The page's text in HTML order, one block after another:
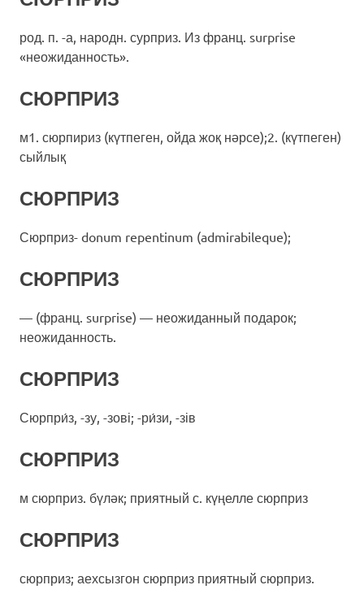
род. п. -а, народн. сурприз. Из франц. surprise
«неожиданность».
СЮРПРИЗ
м1. сюрпириз (күтпеген, ойда жоқ нәрсе);2. (күтпеген)
сыйлық
СЮРПРИЗ
Сюрприз- donum repentinum (admirabileque);
СЮРПРИЗ
— (франц. surprise) — неожиданный подарок;
неожиданность.
СЮРПРИЗ
Сюрпри́з, -зу, -зові; -ри́зи, -зів
СЮРПРИЗ
м сюрприз. бүләк; приятный с. күңелле сюрприз
СЮРПРИЗ
сюрприз; аехсызгон сюрприз приятный сюрприз.